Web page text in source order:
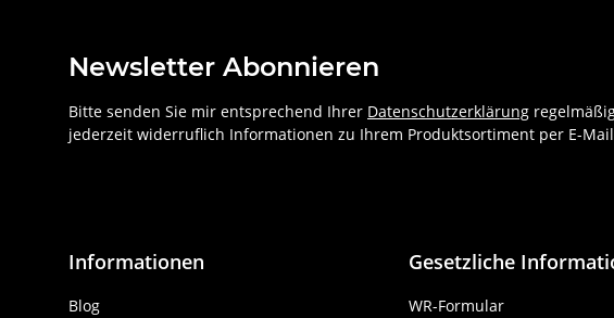
Newsletter Abonnieren
Bitte senden Sie mir entsprechend Ihrer Datenschutzerklärung
jederzeit widerruflich Informationen zu Ihrem Produktsortiment per E-
Informationen
Blog
Gesetzliche
WR-Formular